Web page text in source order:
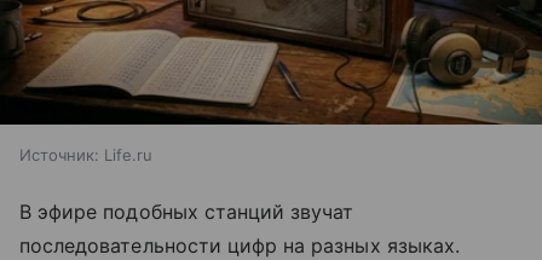
Источник: Life.ru
В эфире подобных станций звучат
последовательности цифр на разных языках.